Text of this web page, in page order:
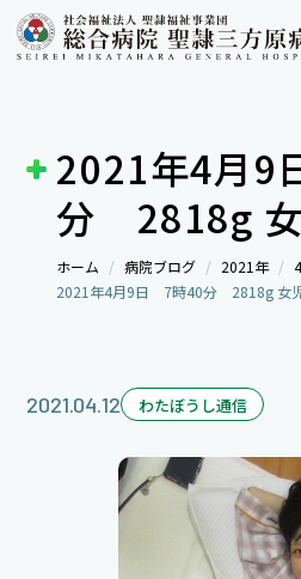
2021年4月
分 2818g
ホーム 病院ブログ 2021年
2021年4月9日 7時40分 2818g 女
2021.04.12 わたぼうし通信